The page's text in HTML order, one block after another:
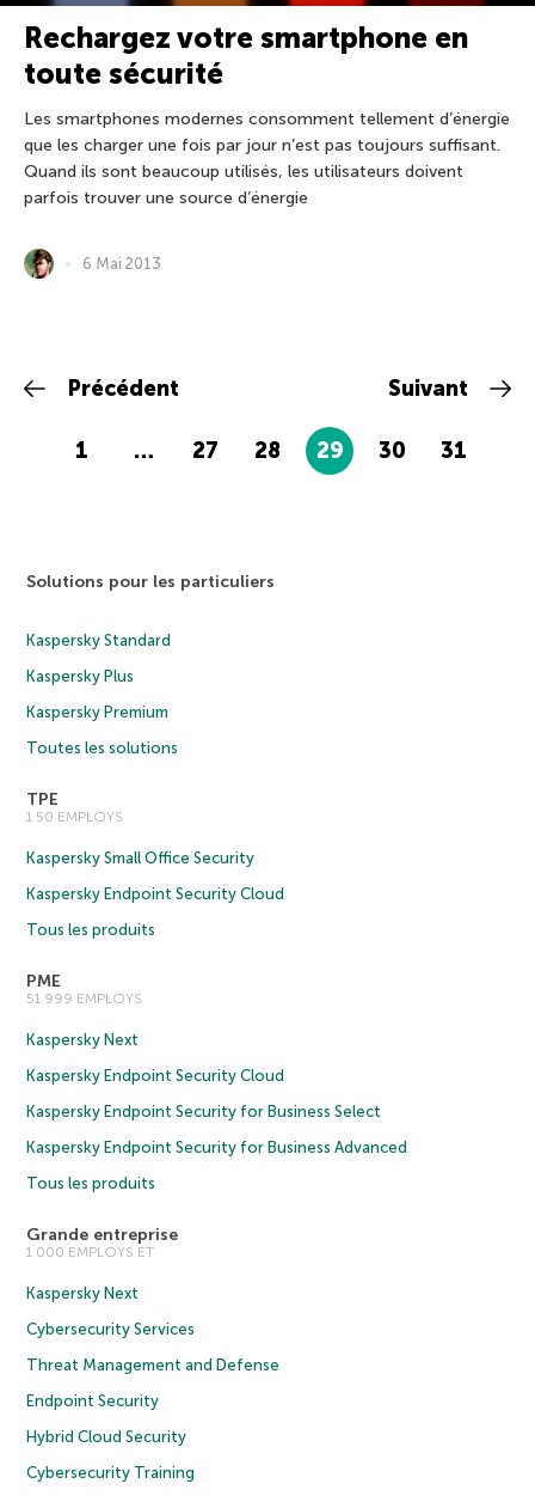
Rechargez votre smartphone en
toute sécurité
Les smartphones modernes consomment tellement d’énergie
que les charger une fois par jour n’est pas toujours suffisant.
Quand ils sont beaucoup utilisés, les utilisateurs doivent
parfois trouver une source d’énergie
6 Mai 2013
Précédent
1 … 27 28 29 30 31
Suivant
Solutions pour les particuliers
Kaspersky Standard
Kaspersky Plus
Kaspersky Premium
Toutes les solutions
TPE
1 50 EMPLOYS
Kaspersky Small Office Security
Kaspersky Endpoint Security Cloud
Tous les produits
PME
51 999 EMPLOYS
Kaspersky Next
Kaspersky Endpoint Security Cloud
Kaspersky Endpoint Security for Business Select
Kaspersky Endpoint Security for Business Advanced
Tous les produits
Grande entreprise
1 000 EMPLOYS ET
Kaspersky Next
Cybersecurity Services
Threat Management and Defense
Endpoint Security
Hybrid Cloud Security
Cybersecurity Training